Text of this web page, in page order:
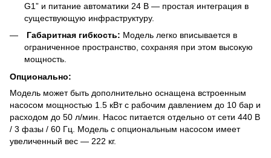
G1” и питание автоматики 24 В — простая интеграция в
существующую инфраструктуру.
Габаритная гибкость: Модель легко вписывается в
ограниченное пространство, сохраняя при этом высокую
мощность.
Опционально:
Модель может быть дополнительно оснащена встроенным
насосом мощностью 1.5 кВт с рабочим давлением до 10 бар и
расходом до 50 л/мин. Насос питается отдельно от сети 440 В
/ 3 фазы / 60 Гц. Модель с опциональным насосом имеет
увеличенный вес — 222 кг.